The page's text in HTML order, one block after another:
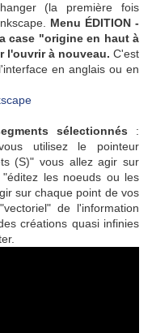
(la première fois
Menu ÉDITION -
case "origine en haut à
l'ouvrir à nouveau. C'est
en anglais ou en
sélectionnés :
utilisez le pointeur
(S)" vous allez agir sur
les noeuds ou les
sur chaque point de vos
de l'information
créations quasi infinies